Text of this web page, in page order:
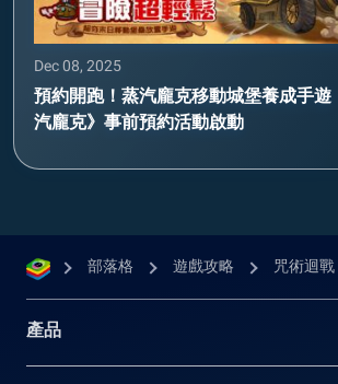
Dec 08, 2025
預約開跑！蒸汽龐克移動城堡養成手遊
汽龐克》事前預約活動啟動
部落格 遊戲攻略 咒術迴
產品